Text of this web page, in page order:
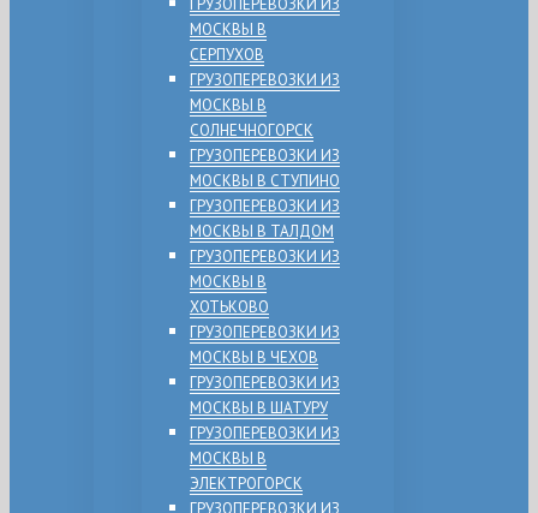
ГРУЗОПЕРЕВОЗКИ ИЗ
МОСКВЫ В
СЕРПУХОВ
ГРУЗОПЕРЕВОЗКИ ИЗ
МОСКВЫ В
СОЛНЕЧНОГОРСК
ГРУЗОПЕРЕВОЗКИ ИЗ
МОСКВЫ В СТУПИНО
ГРУЗОПЕРЕВОЗКИ ИЗ
МОСКВЫ В ТАЛДОМ
ГРУЗОПЕРЕВОЗКИ ИЗ
МОСКВЫ В
ХОТЬКОВО
ГРУЗОПЕРЕВОЗКИ ИЗ
МОСКВЫ В ЧЕХОВ
ГРУЗОПЕРЕВОЗКИ ИЗ
МОСКВЫ В ШАТУРУ
ГРУЗОПЕРЕВОЗКИ ИЗ
МОСКВЫ В
ЭЛЕКТРОГОРСК
ГРУЗОПЕРЕВОЗКИ ИЗ